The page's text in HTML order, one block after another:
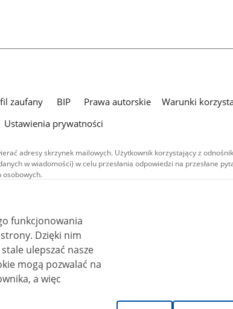
zaufany BIP Prawa autorskie Warunki
Ustawienia prywatności
adresy skrzynek mailowych. Użytkownik korzystający z
w wiadomości) w celu przesłania odpowiedzi na przesłane
osobowych.
(z wyłączeniem treści audiowizualnych), są
Commons: uznanie autorstwa - na tych samych
audiowizualne, w tym zdjęcia, materiały audio i wideo,
Commons: uznanie autorstwa użycie niekomercyjne -
ND 4.0), o ile nie jest to stwierdzone inaczej.
funkcjonowania
nim
ulepszać nasze
a więc